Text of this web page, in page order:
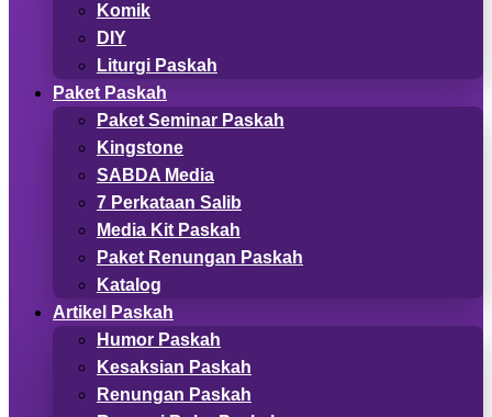
Komik
DIY
Liturgi Paskah
Paket Paskah
Paket Seminar Paskah
Kingstone
SABDA Media
7 Perkataan Salib
Media Kit Paskah
Paket Renungan Paskah
Katalog
Artikel Paskah
Humor Paskah
Kesaksian Paskah
Renungan Paskah